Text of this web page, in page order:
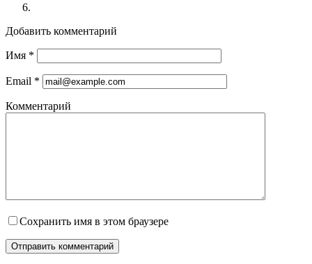
Добавить комментарий
Имя *
Email *
Комментарий
Сохранить имя в этом браузере